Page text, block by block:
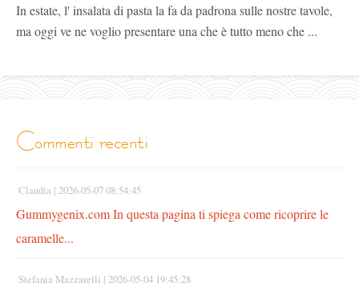
In estate, l' insalata di pasta la fa da padrona sulle nostre tavole,
ma oggi ve ne voglio presentare una che è tutto meno che ...
commenti recenti
Claudia | 2026-05-07 08:54:45
Gummygenix.com In questa pagina ti spiega come ricoprire le
caramelle...
Stefania Mazzarelli | 2026-05-04 19:45:28